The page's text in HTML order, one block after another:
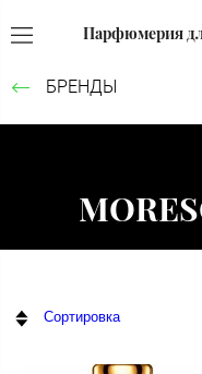
Парфюмерия
БРЕНДЫ
Сортировка